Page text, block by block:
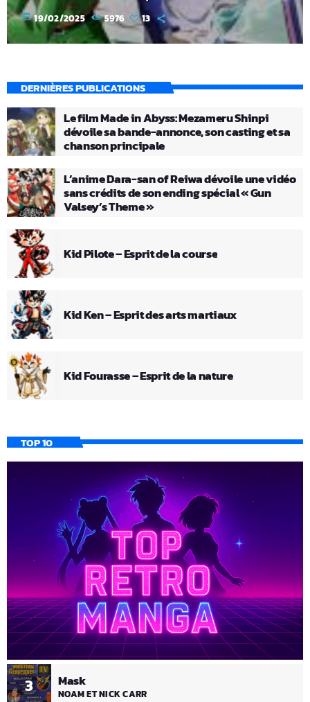
today 19/02/2025 5976 13
DERNIÈRES PUBLICATIONS
Le film Made in Abyss: Mezameru Shinpi
dévoile sa bande-annonce, son casting et sa
chanson principale
L’anime Dara-san of Reiwa dévoile une vidéo
sans crédits de son ending spécial « Gun
Valsey’s Theme »
Kid Pilote – Esprit de la course
Kid Ken – Esprit des arts martiaux
Kid Fourasse – Esprit de la nature
TOP 10
3 Mask
NOAM ET NICK CARR